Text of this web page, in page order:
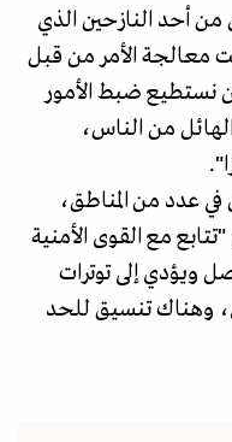
أحد النازحين الذي
معالجة الأمر من قبل
نستطيع ضبط الأمور
من الناس،
عدد من المناطق،
مع القوى الأمنية
ويؤدي إلى توترات
وهناك تنسيق للحد